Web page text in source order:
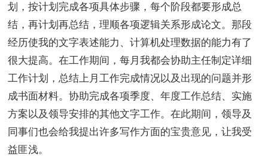
划，按计划完成各项具体步骤，每个阶段都要形成总
结，再计划再总结，理顺各项逻辑关系形成论文。那段
经历使我的文字表述能力、计算机处理数据的能力有了
很大提高。在工作期间，每月我都会协助主任制定详细
工作计划，总结上月工作完成情况以及出现的问题并形
成书面材料。协助完成各项季度、年度工作总结、实施
方案以及领导安排的其他文字工作。在此期间，领导及
同事们也会给我提出许多写作方面的宝贵意见，让我受
益匪浅。